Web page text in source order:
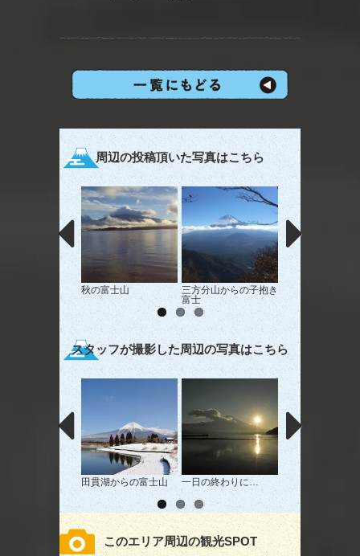
周辺の投稿頂いた写真はこちら
秋の富士山
三方分山からの子抱き
富士
スタッフが撮影した周辺の写真はこちら
田貫湖からの富士山 一日の終わりに…
このエリア周辺の観光SPOT